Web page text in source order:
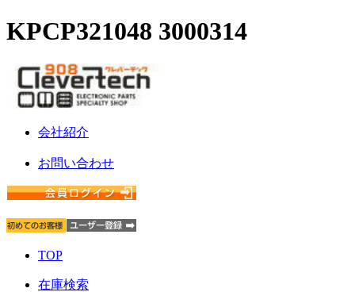
KPCP321048 3000314
会社紹介
お問い合わせ
TOP
在庫検索